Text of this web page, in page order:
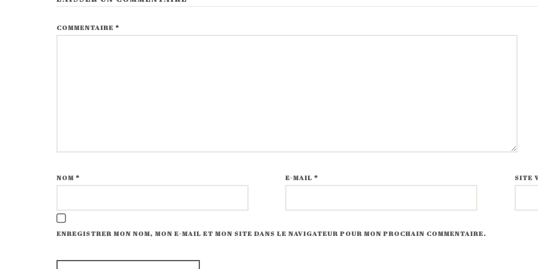
COMMENTAIRE*
NOM* E-MAIL* SITE
ENREGISTRER MON NOM, MON E-MAIL ET MON SITE DANS LE NAVIGATEUR POUR MON PROCHAIN COMMENTAIRE.